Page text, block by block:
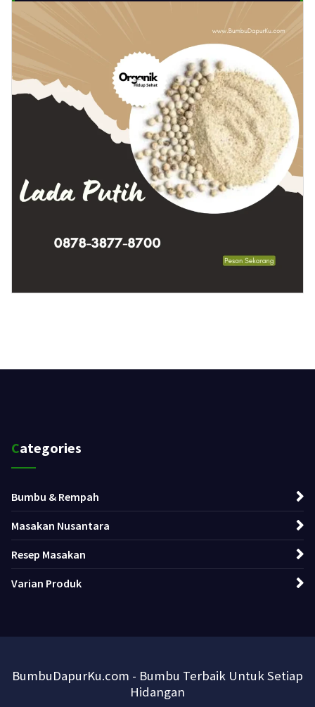
Categories
Bumbu & Rempah
Masakan Nusantara
Resep Masakan
Varian Produk
BumbuDapurKu.com - Bumbu Terbaik Untuk Setiap
Hidangan